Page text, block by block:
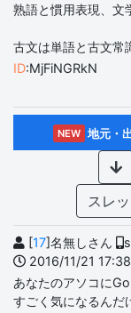
熟語と慣用表現、文
古文は単語と古文常
ID:MjFiNGRkN
NEW 地元・
スレ
[17]名無しさん
2016/11/21 17:38
あなたのアソコに
すごく気になるん